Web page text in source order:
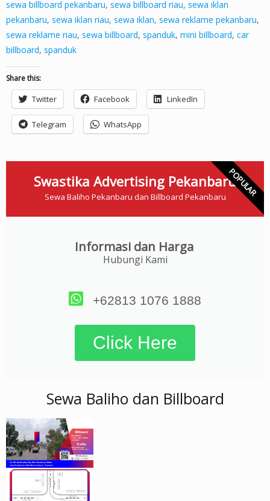
sewa billboard pekanbaru, sewa billboard riau, sewa iklan
pekanbaru, sewa iklan riau, sewa iklan, sewa reklame pekanbaru,
sewa reklame riau, sewa billboard, spanduk, mini billboard, car
billboard, spanduk
Share this:
Twitter Facebook LinkedIn
Telegram WhatsApp
Swastika Advertising Pekanbaru
Sewa Baliho Pekanbaru dan Billboard Pekanbaru
Informasi dan Harga
Hubungi Kami
+62813 1076 1888
Click Here
POPULAR
Sewa Baliho dan Billboard